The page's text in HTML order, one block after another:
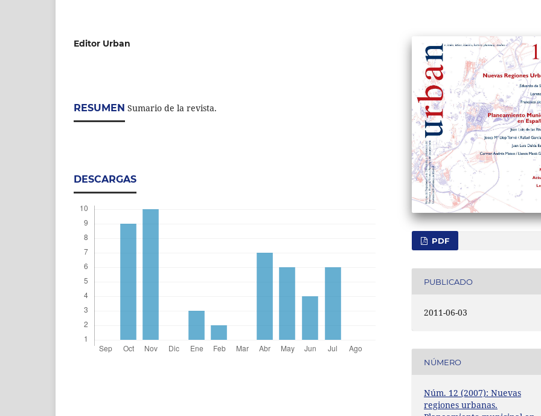
Editor Urban
RESUMEN Sumario de la revista.
DESCARGAS
PDF
PUBLICADO
2011-06-03
NÚMERO
Núm. 12 (2007): Nuevas
regiones urbanas.